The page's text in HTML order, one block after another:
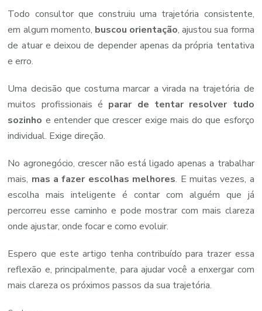
Todo consultor que construiu uma trajetória consistente,
em algum momento, buscou orientação, ajustou sua forma
de atuar e deixou de depender apenas da própria tentativa
e erro.
Uma decisão que costuma marcar a virada na trajetória de
muitos profissionais é parar de tentar resolver tudo
sozinho e entender que crescer exige mais do que esforço
individual. Exige direção.
No agronegócio, crescer não está ligado apenas a trabalhar
mais, mas a fazer escolhas melhores. E muitas vezes, a
escolha mais inteligente é contar com alguém que já
percorreu esse caminho e pode mostrar com mais clareza
onde ajustar, onde focar e como evoluir.
Espero que este artigo tenha contribuído para trazer essa
reflexão e, principalmente, para ajudar você a enxergar com
mais clareza os próximos passos da sua trajetória.